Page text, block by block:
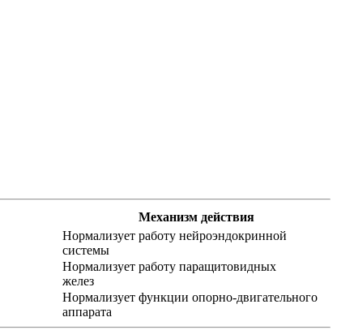
Механизм действия
Нормализует работу нейроэндокринной
системы
Нормализует работу паращитовидных
желез
Нормализует функции опорно-двигательного
аппарата